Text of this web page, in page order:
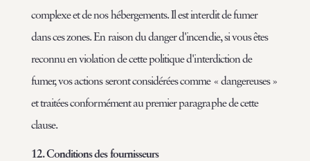
complexe et de nos hébergements. Il est interdit de fumer
dans ces zones. En raison du danger d'incendie, si vous êtes
reconnu en violation de cette politique d'interdiction de
fumer, vos actions seront considérées comme « dangereuses »
et traitées conformément au premier paragraphe de cette
clause.
12. Conditions des fournisseurs